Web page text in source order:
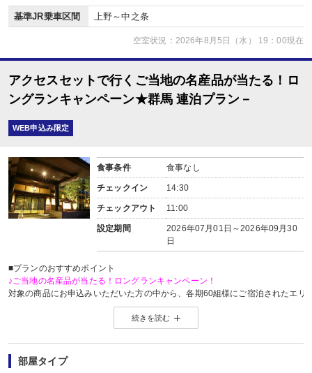
基準JR乗車区間 上野～中之条
空室状況：2026年8月5日（水） 19：00現在
アクセスセットで行くご当地の名産品が当たる！ロ
ングランキャンペーン★群馬 連泊プラン－
WEB申込み限定
食事条件 食事なし
チェックイン 14:30
チェックアウト 11:00
設定期間
2026年07月01日～2026年09月30
日
■プランのおすすめポイント
♪ご当地の名産品が当たる！ロングランキャンペーン！
対象の商品にお申込みいただいた方の中から、各期60組様にご宿泊されたエリ
※当選した方には各期終了後の翌月中旬頃にメールにてご連絡いたします。
当選した場合は、ご当地名産品発送のため、お客様の氏名・住所・電話番号
ご当地名産品発送以外の目的では使用いたしません。
※「＠nta.co.jp」よりメールをお送りいたしますので、ドメイン受信設定を
※
ご当地名産品キャンペーンサイト 詳しくはこちら
【連泊がお得♪】
続きを読む
部屋タイプ